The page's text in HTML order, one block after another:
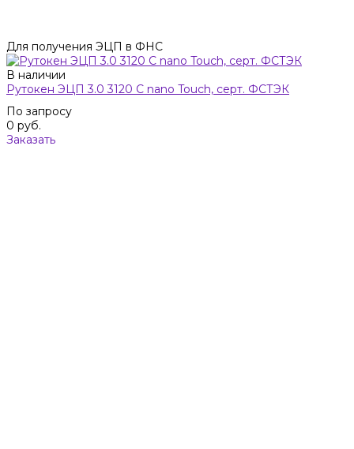
Для получения ЭЦП в ФНС
В наличии
Рутокен ЭЦП 3.0 3120 C nano Touch, серт. ФСТЭК
По запросу
0 руб.
Заказать